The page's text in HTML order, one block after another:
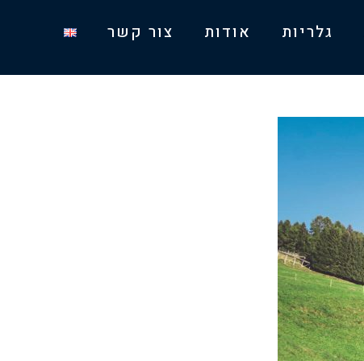
גלריות אודות צור קשר